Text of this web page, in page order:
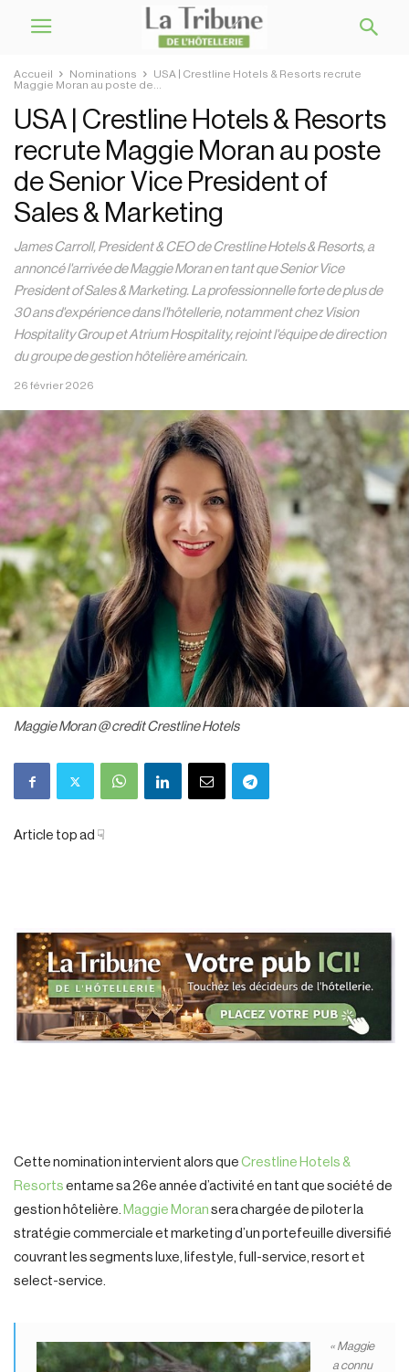
Accueil Nominations
USA | Crestline Hotels & Resorts recrute
Maggie Moran au poste de...
USA | Crestline Hotels & Resorts
recrute Maggie Moran au poste
de Senior Vice President of
Sales & Marketing
James Carroll, President & CEO de Crestline Hotels & Resorts, a
annoncé l'arrivée de Maggie Moran en tant que Senior Vice
President of Sales & Marketing. La professionnelle forte de plus de
30 ans d'expérience dans l'hôtellerie, notamment chez Vision
Hospitality Group et Atrium Hospitality, rejoint l'équipe de direction
du groupe de gestion hôtelière américain.
26 février 2026
Maggie Moran @ credit Crestline Hotels
Article top ad ☟
Cette nomination intervient alors que Crestline Hotels &
Resorts entame sa 26e année d’activité en tant que société de
gestion hôtelière. Maggie Moran sera chargée de piloter la
stratégie commerciale et marketing d’un portefeuille diversifié
couvrant les segments luxe, lifestyle, full-service, resort et
select-service.
« Maggie
a connu